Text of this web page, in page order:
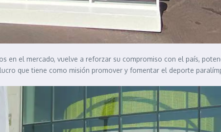
en el mercado, vuelve a reforzar su compromiso con el país,
que tiene como misión promover y fomentar el deporte